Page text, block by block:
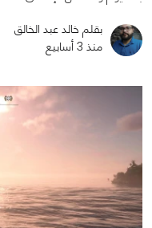
بقلم خالد عبد الخالق
منذ 3 أسابيع